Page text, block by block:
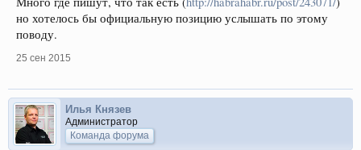
но хотелось бы официальную позицию услышать по этому
поводу.
25 сен 2015
Илья Князев
Администратор
Команда форума